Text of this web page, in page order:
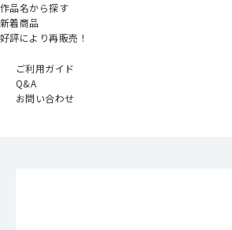
作品名から探す
新着商品
好評により再販売！
ご利用ガイド
Q&A
お問い合わせ